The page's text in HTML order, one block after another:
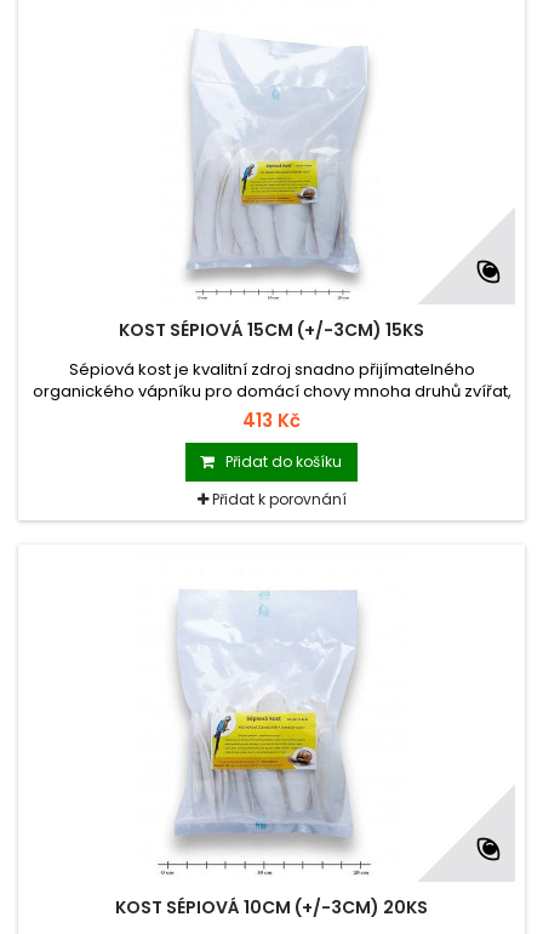
KOST SÉPIOVÁ 15CM (+/-3CM) 15KS
Sépiová kost je kvalitní zdroj snadno přijímatelného
organického vápníku pro domácí chovy mnoha druhů zvířat,
obzvláště pro papoušky, želvy, ještěry, hlemýždě.
413 Kč
Přidat do košíku
Přidat k porovnání
KOST SÉPIOVÁ 10CM (+/-3CM) 20KS